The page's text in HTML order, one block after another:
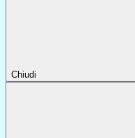
Chiudi